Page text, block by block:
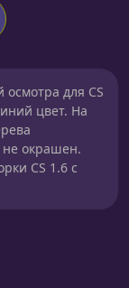
для CS
цвет. На
не окрашен.
CS 1.6 с